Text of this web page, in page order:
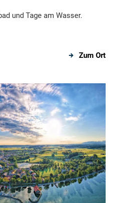
und Tage am Wasser.
Zum Ort